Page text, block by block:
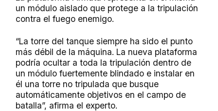
un módulo aislado que protege a la tripulación
contra el fuego enemigo.
“La torre del tanque siempre ha sido el punto
más débil de la máquina. La nueva plataforma
podría ocultar a toda la tripulación dentro de
un módulo fuertemente blindado e instalar en
él una torre no tripulada que busque
automáticamente objetivos en el campo de
batalla”, afirma el experto.